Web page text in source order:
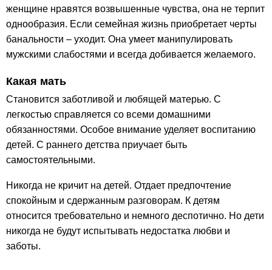
женщине нравятся возвышенные чувства, она не терпит
однообразия. Если семейная жизнь приобретает черты
банальности – уходит. Она умеет манипулировать
мужскими слабостями и всегда добивается желаемого.
Какая мать
Становится заботливой и любящей матерью. С
легкостью справляется со всеми домашними
обязанностями. Особое внимание уделяет воспитанию
детей. С раннего детства приучает быть
самостоятельными.
Никогда не кричит на детей. Отдает предпочтение
спокойным и сдержанным разговорам. К детям
относится требовательно и немного деспотично. Но дети
никогда не будут испытывать недостатка любви и
заботы.